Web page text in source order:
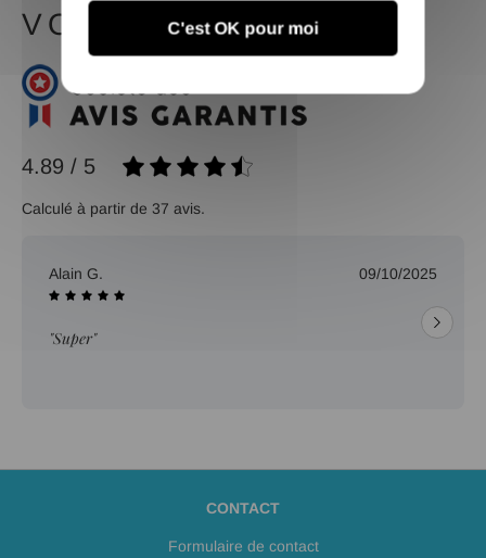
VOUS
4.89 / 5
Calculé à partir de 37 avis.
Sebastien L. 02/08/2025
"bien"
CONTACT
Formulaire de contact
C'est OK pour moi